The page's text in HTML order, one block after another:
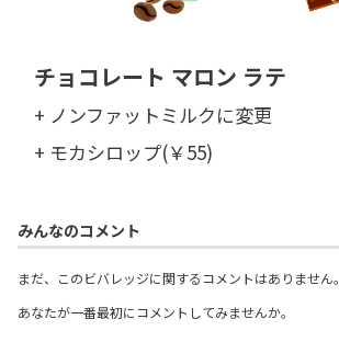
チョコレート マロン ラテ
+ ノンファットミルクに変更
+ モカシロップ(￥55)
みんなのコメント
まだ、このビバレッジに関するコメントはありません。
あなたが一番最初にコメントしてみませんか。